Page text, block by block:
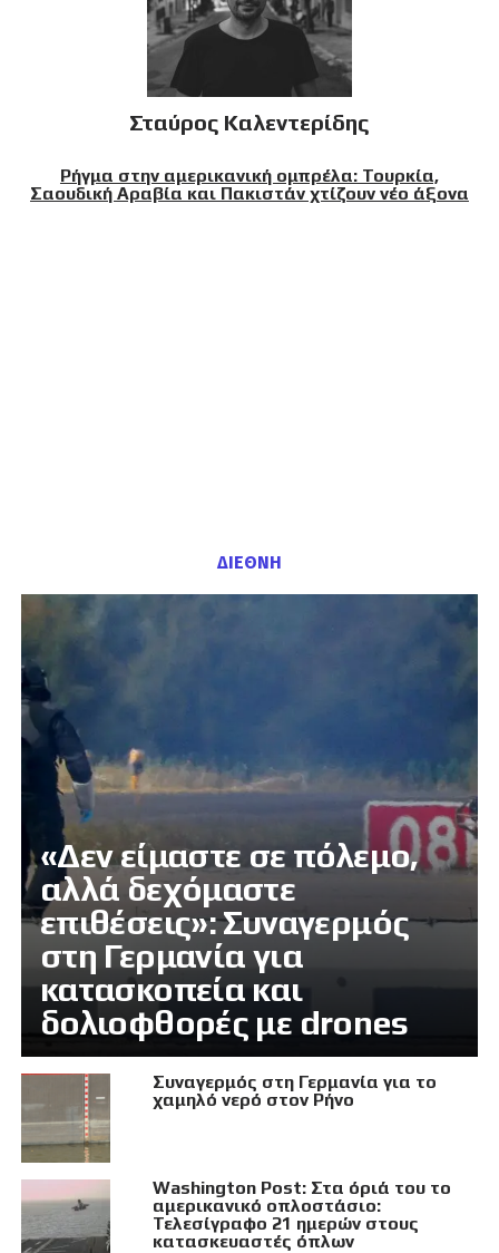
Σταύρος Καλεντερίδης
Ρήγμα στην αμερικανική ομπρέλα: Τουρκία,
Σαουδική Αραβία και Πακιστάν χτίζουν νέο άξονα
ΔΙΕΘΝΗ
«Δεν είμαστε σε πόλεμο,
αλλά δεχόμαστε
επιθέσεις»: Συναγερμός
στη Γερμανία για
κατασκοπεία και
δολιοφθορές με drones
Συναγερμός στη Γερμανία για το
χαμηλό νερό στον Ρήνο
Washington Post: Στα όριά του το
αμερικανικό οπλοστάσιο:
Τελεσίγραφο 21 ημερών στους
κατασκευαστές όπλων